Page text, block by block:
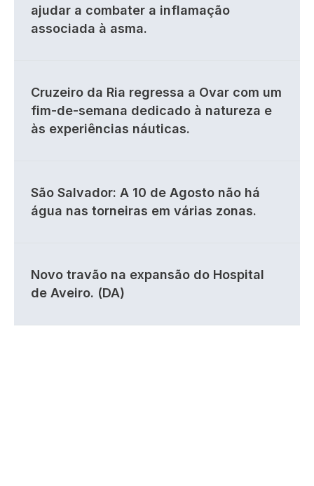
ajudar a combater a inflamação
associada à asma.
Cruzeiro da Ria regressa a Ovar com um
fim-de-semana dedicado à natureza e
às experiências náuticas.
São Salvador: A 10 de Agosto não há
água nas torneiras em várias zonas.
Novo travão na expansão do Hospital
de Aveiro. (DA)